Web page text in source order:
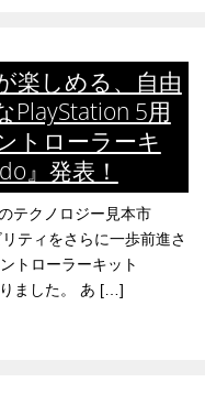
楽しめる、自由
PlayStation 5用
トローラーキ
』発表！
テクノロジー見本市
ティをさらに一歩前進さ
トローラーキット
ました。 あ […]